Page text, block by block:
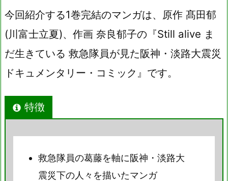
今回紹介する1巻完結のマンガは、原作 髙田郁
(川富士立夏)、作画 奈良郁子の『Still alive ま
だ生きている 救急隊員が見た阪神・淡路大震災
ドキュメンタリー・コミック』です。
特徴
救急隊員の葛藤を軸に阪神・淡路大
震災下の人々を描いたマンガ